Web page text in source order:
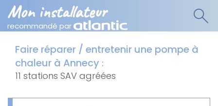
Mon installateur
recommandé par
Faire réparer / entretenir une pompe à
chaleur à Annecy :
11 stations SAV agréées